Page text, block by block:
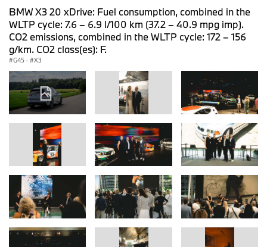
BMW X3 20 xDrive: Fuel consumption, combined in the
WLTP cycle: 7.6 – 6.9 l/100 km (37.2 – 40.9 mpg imp).
CO2 emissions, combined in the WLTP cycle: 172 – 156
g/km. CO2 class(es): F.
G45 · X3